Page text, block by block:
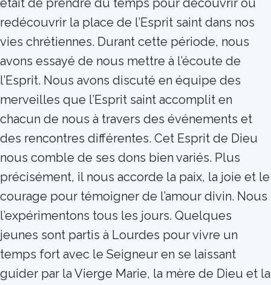
était de prendre du temps pour découvrir ou
redécouvrir la place de l’Esprit saint dans nos
vies chrétiennes. Durant cette période, nous
avons essayé de nous mettre à l’écoute de
l’Esprit. Nous avons discuté en équipe des
merveilles que l’Esprit saint accomplit en
chacun de nous à travers des événements et
des rencontres différentes. Cet Esprit de Dieu
nous comble de ses dons bien variés. Plus
précisément, il nous accorde la paix, la joie et le
courage pour témoigner de l’amour divin. Nous
l’expérimentons tous les jours. Quelques
jeunes sont partis à Lourdes pour vivre un
temps fort avec le Seigneur en se laissant
guider par la Vierge Marie, la mère de Dieu et la